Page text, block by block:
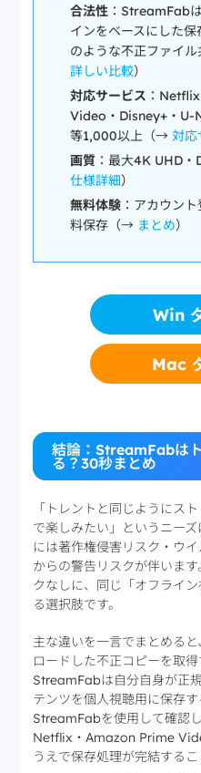
合法性 ：StreamFab
インをベースにした
のような不正ファイ
詳しい比較）
対応サービス ：
Video・Disney+・U-
等1,000以上（→対応
画質 ：最大4K UHD
仕様詳細）
無料体験 ：アカウン
料保存（→ まとめ）
Win
Mac
結論：StreamFabは
る？30秒まとめ
「トレントと同じようにス
で楽しみたい」というニー
には著作権侵害リスク・ウ
からの警告リスクが伴いま
クなしに、同じ「オフライ
る選択肢です。
主な違いを一言でまとめる
ロードした不正コピーを取
StreamFabは自分自身が正
テンツを個人視聴用に保存
StreamFabを使用して確認
Netflix・Amazon Prime
うえで保存処理が完結するこ